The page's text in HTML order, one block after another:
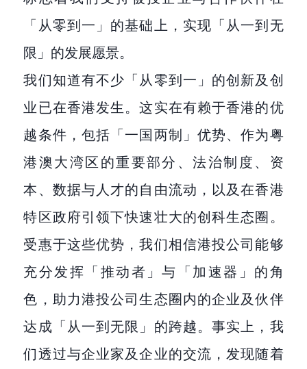
「从零到一」的基础上，实现「从一到无
限」的发展愿景。
我们知道有不少「从零到一」的创新及创
业已在香港发生。这实在有赖于香港的优
越条件，包括「一国两制」优势、作为粤
港澳大湾区的重要部分、法治制度、资
本、数据与人才的自由流动，以及在香港
特区政府引领下快速壮大的创科生态圈。
受惠于这些优势，我们相信港投公司能够
充分发挥「推动者」与「加速器」的角
色，助力港投公司生态圈内的企业及伙伴
达成「从一到无限」的跨越。事实上，我
们透过与企业家及企业的交流，发现随着